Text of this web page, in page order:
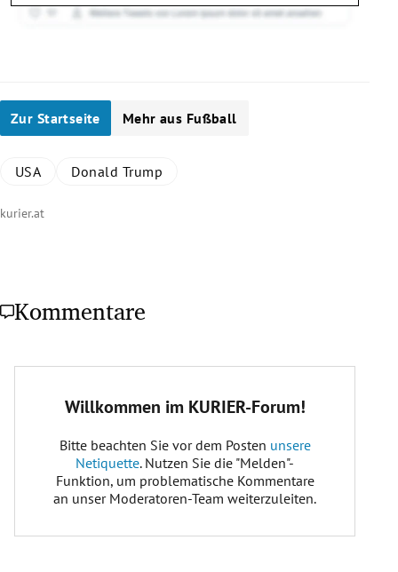
Zur Startseite Mehr aus Fußball
USA Donald Trump
kurier.at
Kommentare